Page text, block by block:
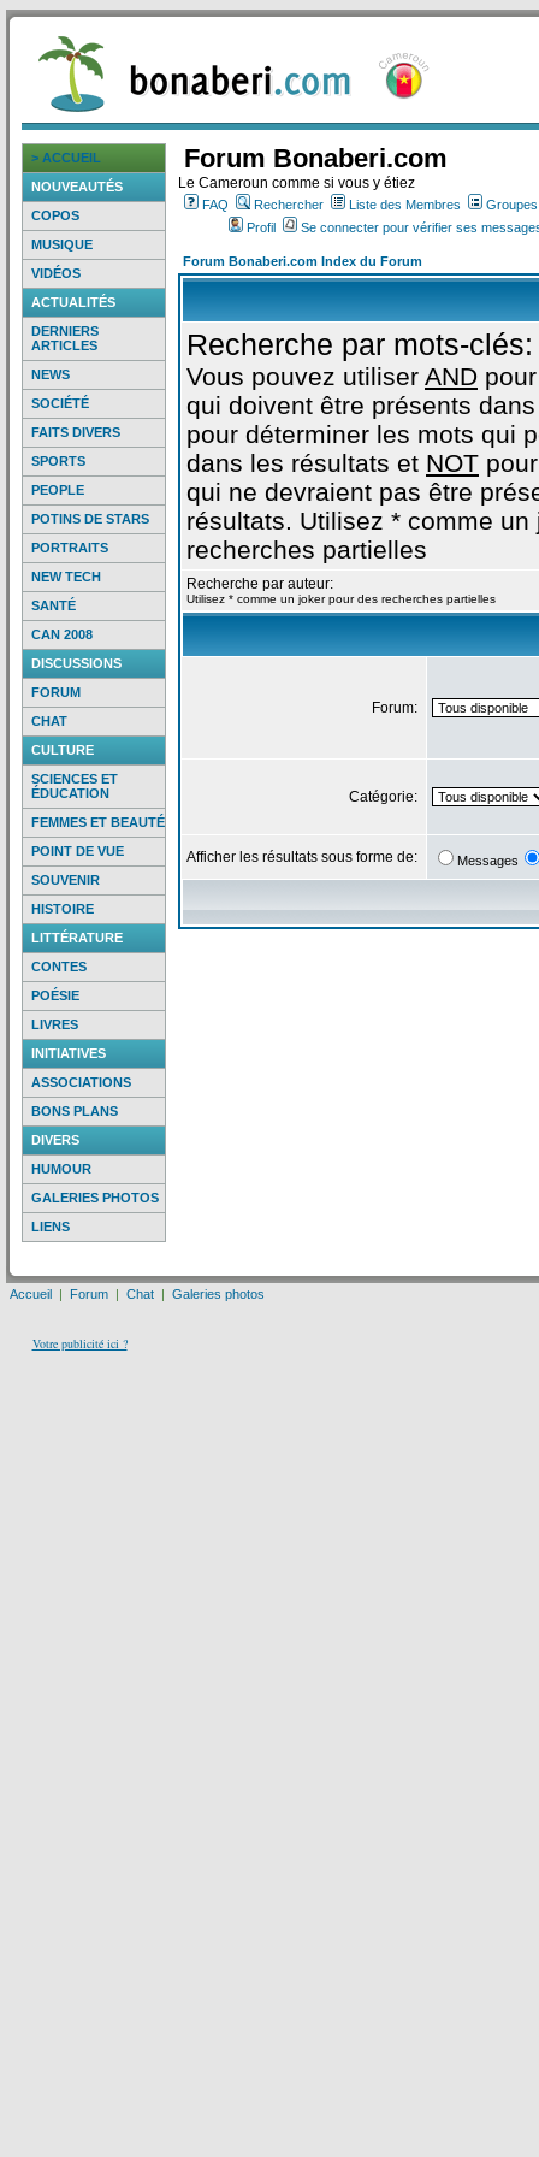
> ACCUEIL
NOUVEAUTÉS
COPOS
MUSIQUE
VIDÉOS
ACTUALITÉS
DERNIERS
ARTICLES
NEWS
SOCIÉTÉ
FAITS DIVERS
SPORTS
PEOPLE
POTINS DE STARS
PORTRAITS
NEW TECH
SANTÉ
CAN 2008
DISCUSSIONS
FORUM
CHAT
CULTURE
SCIENCES ET
ÉDUCATION
FEMMES ET BEAUTÉ
POINT DE VUE
SOUVENIR
HISTOIRE
LITTÉRATURE
CONTES
POÉSIE
LIVRES
INITIATIVES
ASSOCIATIONS
BONS PLANS
DIVERS
HUMOUR
GALERIES PHOTOS
LIENS
Forum Bonaberi.com
Le Cameroun comme si vous y étiez
FAQ Rechercher Liste des Membres
Profil
Se connecter pour vérifier ses
Forum Bonaberi.com Index du Forum
Recherche par mots-clés:
Vous pouvez utiliser AND
qui doivent être présents
pour déterminer les mots qui
dans les résultats et NOT
qui ne devraient pas être
résultats. Utilisez * comme un
recherches partielles
Recherche par auteur:
Utilisez * comme un joker pour des recherches partielles
Forum:
Catégorie:
Afficher les résultats sous forme de: Messages
Accueil | Forum | Chat | Galeries photos
Votre publicité ici ?